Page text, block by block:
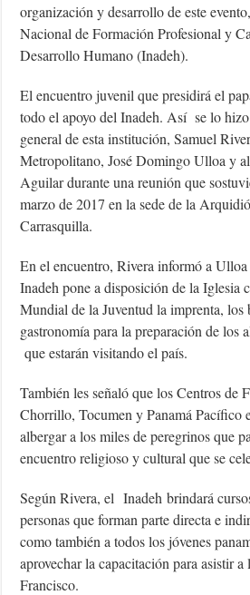
organización y desarrollo de este
Nacional de Formación Profesional y
Desarrollo Humano (Inadeh).
El encuentro juvenil que presidirá el
todo el apoyo del Inadeh. Así se lo
general de esta institución, Samuel
Metropolitano, José Domingo Ulloa y
Aguilar durante una reunión que
marzo de 2017 en la sede de la
Carrasquilla.
En el encuentro, Rivera informó a
Inadeh pone a disposición de la Iglesia
Mundial de la Juventud la imprenta, los
gastronomía para la preparación de los
que estarán visitando el país.
También les señaló que los Centros de
Chorrillo, Tocumen y Panamá Pacífico
albergar a los miles de peregrinos que
encuentro religioso y cultural que se
Según Rivera, el Inadeh brindará
personas que forman parte directa e
como también a todos los jóvenes
aprovechar la capacitación para asistir a
Francisco.